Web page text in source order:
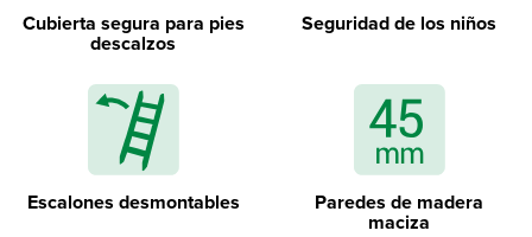
Cubierta segura para pies
descalzos
Seguridad de los niños
Escalones desmontables
Paredes de madera
maciza
Desmontable escalera exterior
Geotextil para tierra y separación de